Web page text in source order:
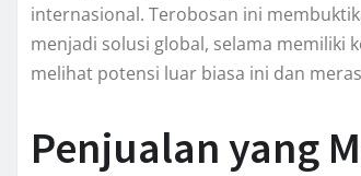
internasional. Terobosan ini
menjadi solusi global, selama memiliki
melihat potensi luar biasa ini dan
Penjualan yang